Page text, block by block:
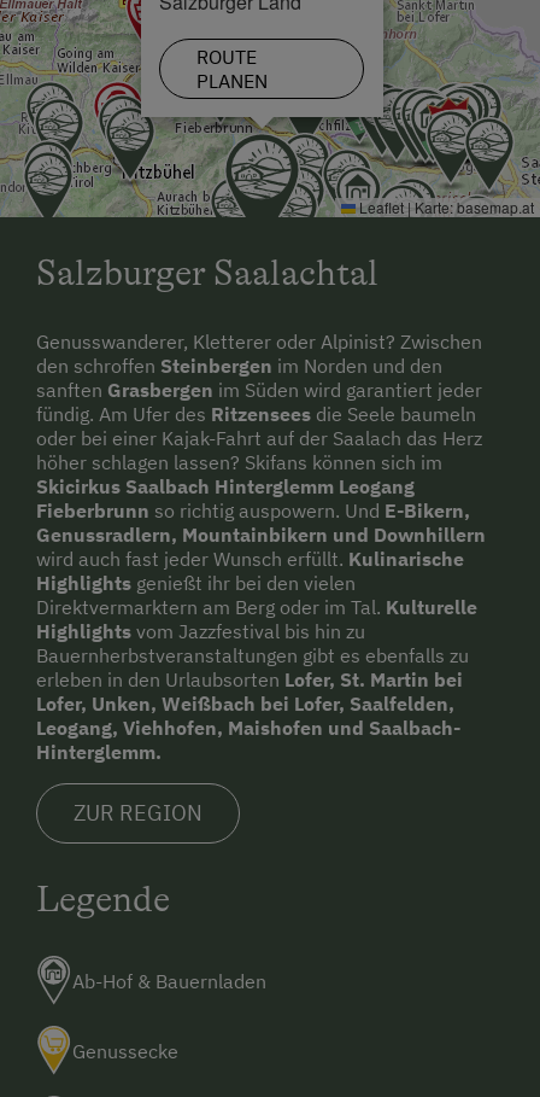
ROUTE
PLANEN
Leaflet | Karte:basemap.at
Salzburger Saalachtal
Genusswanderer, Kletterer oder Alpinist? Zwischen
den schroffen Steinbergen im Norden und den
sanften Grasbergen im Süden wird garantiert jeder
fündig. Am Ufer des Ritzensees die Seele baumeln
oder bei einer Kajak-Fahrt auf der Saalach das Herz
höher schlagen lassen? Skifans können sich im
Skicirkus Saalbach Hinterglemm Leogang
Fieberbrunn so richtig auspowern. Und E-Bikern,
Genussradlern, Mountainbikern und Downhillern
wird auch fast jeder Wunsch erfüllt. Kulinarische
Highlights genießt ihr bei den vielen
Direktvermarktern am Berg oder im Tal. Kulturelle
Highlights vom Jazzfestival bis hin zu
Bauernherbstveranstaltungen gibt es ebenfalls zu
erleben in den Urlaubsorten Lofer, St. Martin bei
Lofer, Unken, Weißbach bei Lofer, Saalfelden,
Leogang, Viehhofen, Maishofen und Saalbach-
Hinterglemm.
ZUR REGION
Legende
Ab-Hof & Bauernladen
Genussecke